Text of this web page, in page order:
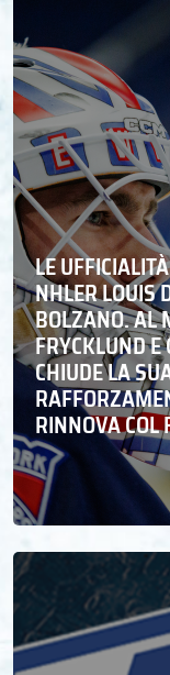
LE
NHLER LOUIS
BOLZANO. AL
FRYCKLUND
CHIUDE LA
RINNOVA COL